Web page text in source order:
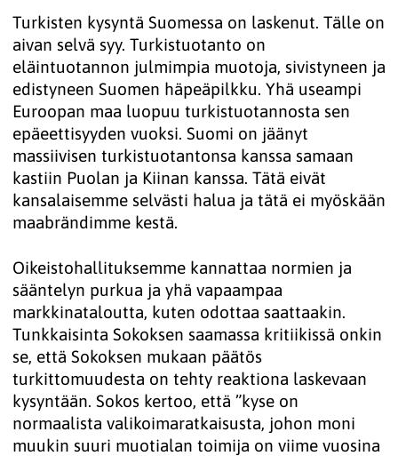
Turkisten kysyntä Suomessa on laskenut. Tälle on
aivan selvä syy. Turkistuotanto on
eläintuotannon julmimpia muotoja, sivistyneen ja
edistyneen Suomen häpeäpilkku. Yhä useampi
Euroopan maa luopuu turkistuotannosta sen
epäeettisyyden vuoksi. Suomi on jäänyt
massiivisen turkistuotantonsa kanssa samaan
kastiin Puolan ja Kiinan kanssa. Tätä eivät
kansalaisemme selvästi halua ja tätä ei myöskään
maabrändimme kestä.
Oikeistohallituksemme kannattaa normien ja
sääntelyn purkua ja yhä vapaampaa
markkinataloutta, kuten odottaa saattaakin.
Tunkkaisinta Sokoksen saamassa kritiikissä onkin
se, että Sokoksen mukaan päätös
turkittomuudesta on tehty reaktiona laskevaan
kysyntään. Sokos kertoo, että ”kyse on
normaalista valikoimaratkaisusta, johon moni
muukin suuri muotialan toimija on viime vuosina